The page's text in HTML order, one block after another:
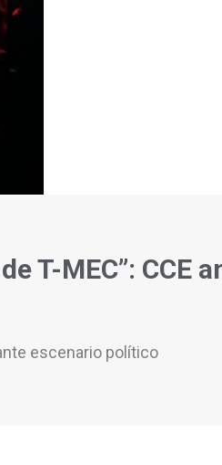
T-MEC”: CCE
escenario político